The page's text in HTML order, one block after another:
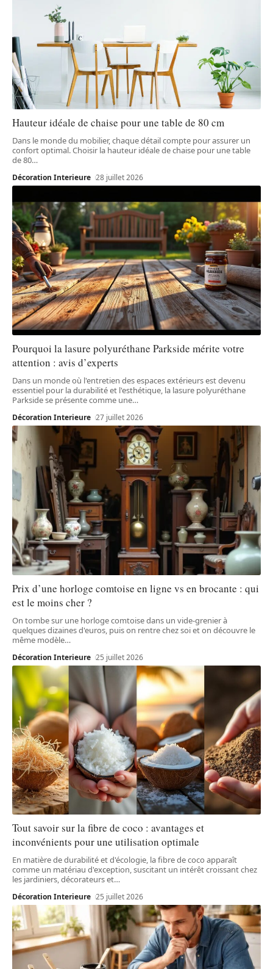
Hauteur idéale de chaise pour une table de 80 cm
Dans le monde du mobilier, chaque détail compte pour assurer un
confort optimal. Choisir la hauteur idéale de chaise pour une table
de 80…
Décoration Interieure 28 juillet 2026
Pourquoi la lasure polyuréthane Parkside mérite votre
attention : avis d’experts
Dans un monde où l'entretien des espaces extérieurs est devenu
essentiel pour la durabilité et l'esthétique, la lasure polyuréthane
Parkside se présente comme une…
Décoration Interieure 27 juillet 2026
Prix d’une horloge comtoise en ligne vs en brocante : qui
est le moins cher ?
On tombe sur une horloge comtoise dans un vide-grenier à
quelques dizaines d'euros, puis on rentre chez soi et on découvre le
même modèle…
Décoration Interieure 25 juillet 2026
Tout savoir sur la fibre de coco : avantages et
inconvénients pour une utilisation optimale
En matière de durabilité et d'écologie, la fibre de coco apparaît
comme un matériau d'exception, suscitant un intérêt croissant chez
les jardiniers, décorateurs et…
Décoration Interieure 25 juillet 2026